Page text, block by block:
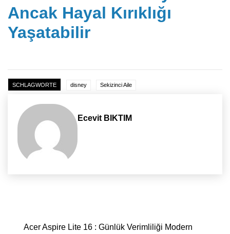
Ancak Hayal Kırıklığı
Yaşatabilir
SCHLAGWORTE disney Sekizinci Aile
Ecevit BIKTIM
Yazı dolaşımı
Acer Aspire Lite 16 : Günlük Verimliliği Modern